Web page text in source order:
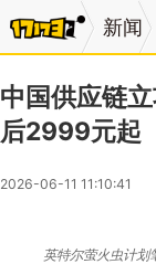
新闻
中国供应链
后2999元起
2026-06-11 11:10:41
英特尔萤火虫计划